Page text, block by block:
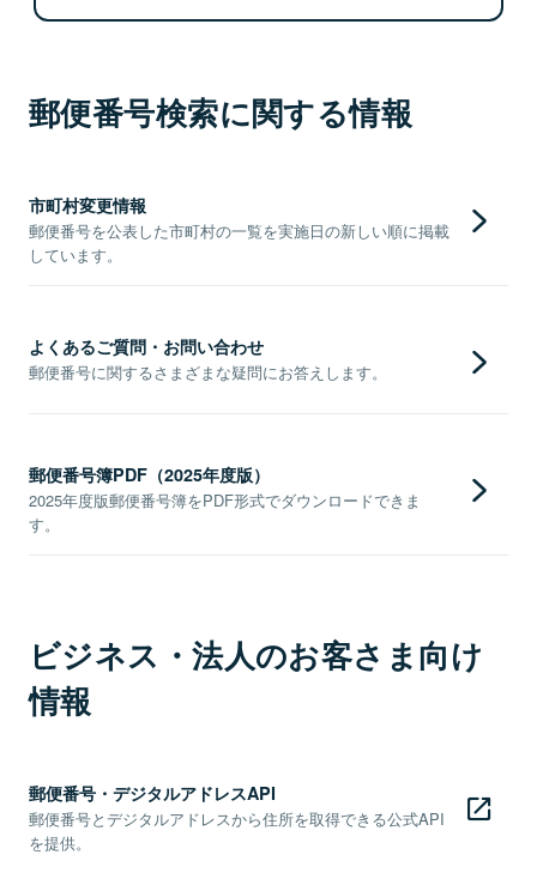
郵便番号検索に関する情報
市町村変更情報
郵便番号を公表した市町村の一覧を実施日の新しい順に掲載
しています。
よくあるご質問・お問い合わせ
郵便番号に関するさまざまな疑問にお答えします。
郵便番号簿PDF（2025年度版）
2025年度版郵便番号簿をPDF形式でダウンロードできま
す。
ビジネス・法人のお客さま向け
情報
郵便番号・デジタルアドレスAPI
郵便番号とデジタルアドレスから住所を取得できる公式API
を提供。